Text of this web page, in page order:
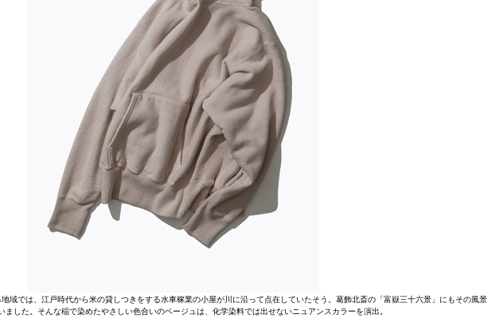
域では、江戸時代から米の貸しつきをする水車稼業の小屋が川に沿って点在していたそう。葛飾北斎の「富嶽三十六景」にもその風景
ました。そんな稲で染めたやさしい色合いのベージュは、化学染料では出せないニュアンスカラーを演出。